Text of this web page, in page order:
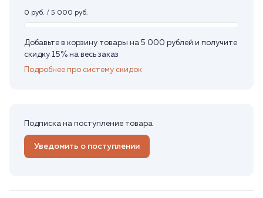
0 руб. / 5 000 руб.
Добавьте в корзину товары на 5 000 рублей и получите
скидку 15% на весь заказ
Подробнее про систему скидок
Подписка на поступление товара
Уведомить о поступлении